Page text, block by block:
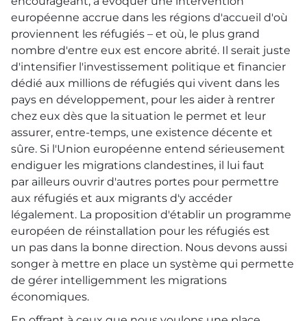
européenne accrue dans les régions d'accueil d'où
proviennent les réfugiés – et où, le plus grand
nombre d'entre eux est encore abrité. Il serait juste
d'intensifier l'investissement politique et financier
dédié aux millions de réfugiés qui vivent dans les
pays en développement, pour les aider à rentrer
chez eux dès que la situation le permet et leur
assurer, entre-temps, une existence décente et
sûre. Si l'Union européenne entend sérieusement
endiguer les migrations clandestines, il lui faut
par ailleurs ouvrir d'autres portes pour permettre
aux réfugiés et aux migrants d'y accéder
légalement. La proposition d'établir un programme
européen de réinstallation pour les réfugiés est
un pas dans la bonne direction. Nous devons aussi
songer à mettre en place un système qui permette
de gérer intelligemment les migrations
économiques.